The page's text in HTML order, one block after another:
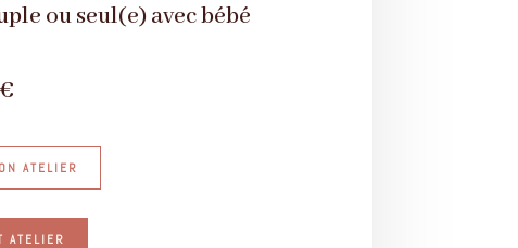
ou seul(e) avec bébé
ATELIER
ATELIER